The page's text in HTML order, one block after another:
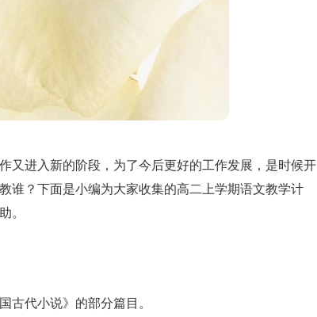
又进入新的阶段，为了今后更好的工作发展，是时候开
谁？下面是小编为大家收集的高二上学期语文教学计
。
古代小说》的部分篇目。